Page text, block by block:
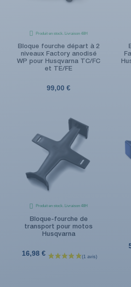
Produit en stock. Livraison 48H
Bloque fourche départ à 2
niveaux Factory anodisé
WP pour Husqvarna TC/FC
et TE/FE
99,00 €
Produit en stock. Livraison 48H
Bloque-fourche de
transport pour motos
Husqvarna
16,98 €